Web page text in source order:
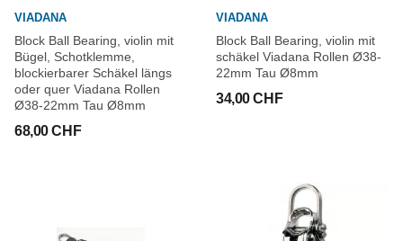
VIADANA
Block Ball Bearing, violin mit
Bügel, Schotklemme,
blockierbarer Schäkel längs
oder quer Viadana Rollen
Ø38-22mm Tau Ø8mm
68,00 CHF
VIADANA
Block Ball Bearing, violin mit
schäkel Viadana Rollen Ø38-
22mm Tau Ø8mm
34,00 CHF